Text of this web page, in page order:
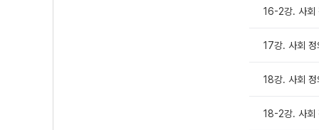
16-2강. 사회
17강. 사회
18강. 사회
18-2강. 사회